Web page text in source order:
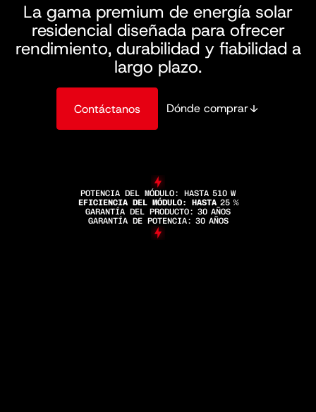
La gama premium de energía solar
residencial diseñada para ofrecer
rendimiento, durabilidad y fiabilidad a
largo plazo.
Contáctanos Dónde comprar
POTENCIA DEL MÓDULO: HASTA 510 W
EFICIENCIA DEL MÓDULO: HASTA 25 %
GARANTÍA DEL PRODUCTO: 30 AÑOS
GARANTÍA DE POTENCIA: 30 AÑOS